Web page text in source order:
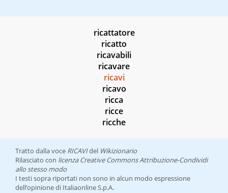
ricattatore
ricatto
ricavabili
ricavare
ricavi
ricavo
ricca
ricce
ricche
Tratto dalla voce RICAVIdel Wikizionario
Rilasciato con licenza Creative Commons Attribuzione-Condividi
allo stesso modo
I testi sopra riportati non sono in alcun modo espressione
dell’opinione di Italiaonline S.p.A.